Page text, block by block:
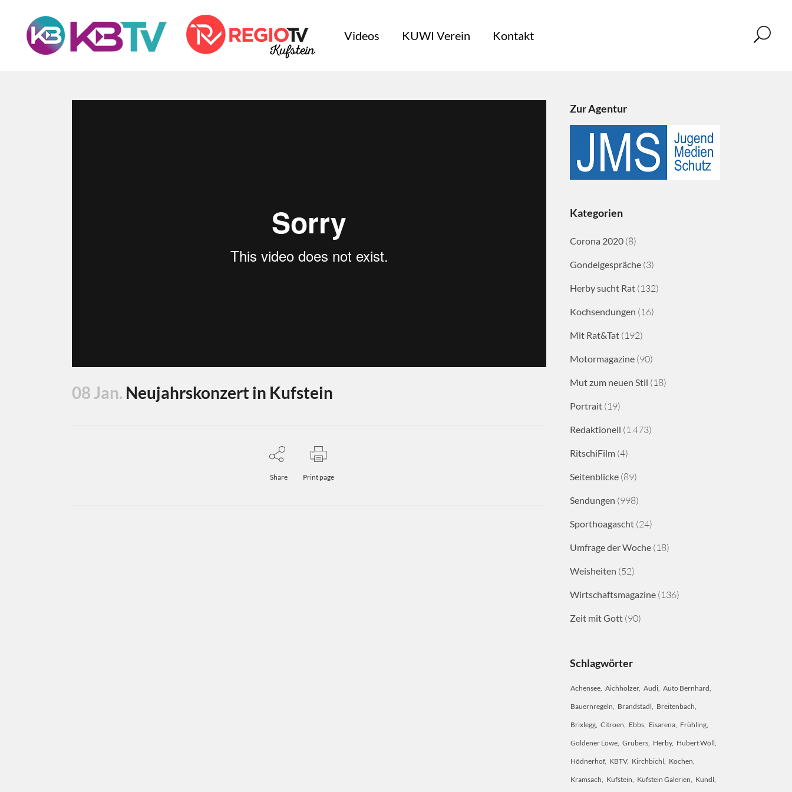
Videos KUWI Verein Kontakt
08 Jan. Neujahrskonzert in Kufstein
Share Print page
Zur Agentur
Kategorien
Corona 2020 (8)
Gondelgespräche (3)
Herby sucht Rat (132)
Kochsendungen (16)
Mit Rat&Tat (192)
Motormagazine (90)
Mut zum neuen Stil (18)
Portrait (19)
Redaktionell (1.473)
RitschiFilm (4)
Seitenblicke (89)
Sendungen (998)
Sporthoagascht (24)
Umfrage der Woche (18)
Weisheiten (52)
Wirtschaftsmagazine (136)
Zeit mit Gott (90)
Schlagwörter
Achensee Aichholzer Audi Auto Bernhard
Bauernregeln Brandstadl Breitenbach
Brixlegg Citroen Ebbs Eisarena Frühling
Goldener Löwe Grubers Herby Hubert Wöll
Hödnerhof KBTV Kirchbichl Kochen
Kramsach Kufstein Kufstein Galerien Kundl